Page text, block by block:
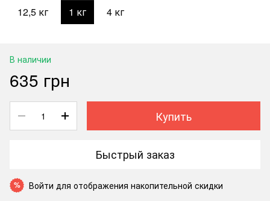
12,5 кг 1 кг 4 кг
В наличии
635 грн
Купить
Быстрый заказ
% Войти для отображения накопительной скидки